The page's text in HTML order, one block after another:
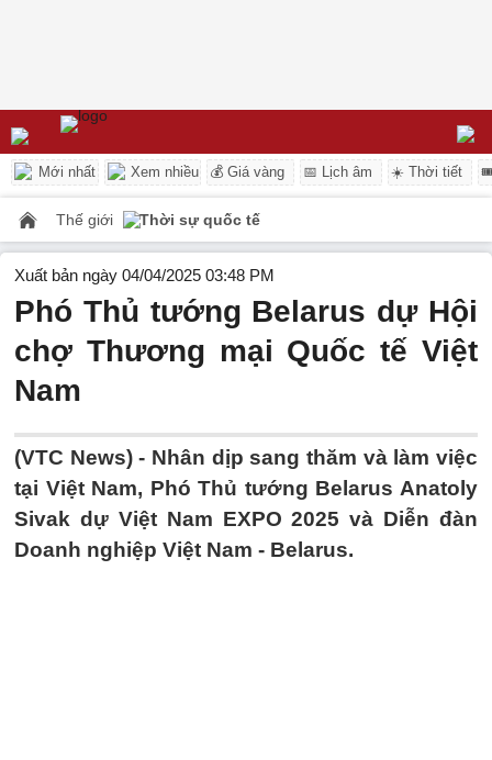
Mới nhất Xem nhiều 💰 Giá vàng 📅 Lịch âm ☀️ Thời tiết
Thế giới Thời sự quốc tế
Xuất bản ngày 04/04/2025 03:48 PM
Phó Thủ tướng Belarus dự Hội
chợ Thương mại Quốc tế Việt
Nam
(VTC News) - Nhân dịp sang thăm và làm việc
tại Việt Nam, Phó Thủ tướng Belarus Anatoly
Sivak dự Việt Nam EXPO 2025 và Diễn đàn
Doanh nghiệp Việt Nam - Belarus.